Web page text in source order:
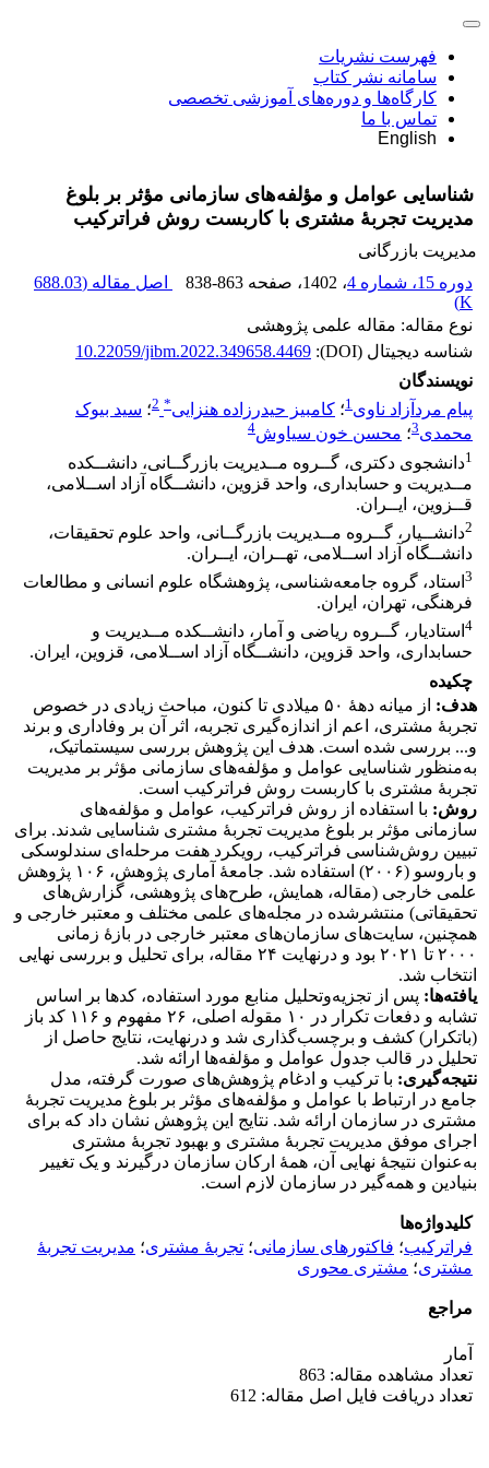
فهرست نشریات
سامانه نشر کتاب
کارگاه‌ها و دوره‌های آموزشی تخصصی
تماس با ما
English
شناسایی عوامل و مؤلفه‌های سازمانی مؤثر بر بلوغ
مدیریت تجربۀ مشتری با کاربست روش فراترکیب
مدیریت بازرگانی
دوره 15، شماره 4
، 1402 ، صفحه 838-863 اصل مقاله (688.03
K
)
نوع مقاله: مقاله علمی پژوهشی
شناسه دیجیتال (DOI):
10.22059/jibm.2022.349658.4469
نویسندگان
پیام مردآزاد ناوی1؛ کامبیز حیدرزاده هنزایی*
2؛ سید بیوک
محمدی3؛ محسن خون سیاوش4
1دانشجوی دکتری، گــروه مــدیریت بازرگــانی، دانشــکده
مــدیریت و حسابداری، واحد قزوین، دانشــگاه آزاد اســلامی،
قــزوین، ایــران.
2دانشــیار، گــروه مــدیریت بازرگــانی، واحد علوم تحقیقات،
دانشــگاه آزاد اســلامی، تهــران، ایــران.
3 استاد، گروه جامعه‌شناسی، پژوهشگاه‌ علوم‌ انسانی‌ و مطالعات‌
فرهنگی‌، تهران، ایران.
4 استادیار، گــروه ریاضی و آمار، دانشــکده مــدیریت و
حسابداری، واحد قزوین، دانشــگاه آزاد اســلامی، قزوین، ایران.
چکیده
هدف:
از میانه دهۀ ۵۰ میلادی تا کنون، مباحث زیادی در خصوص
تجربۀ مشتری، اعم از اندازه‌گیری تجربه، اثر آن بر وفاداری و برند
و... بررسی شده است. هدف این پژوهش بررسی سیستماتیک،
به‌منظور شناسایی عوامل و مؤلفه‌های سازمانی مؤثر بر مدیریت
تجربۀ مشتری با کاربست روش فراترکیب است.
روش: با استفاده از روش فراترکیب، عوامل و مؤلفه‌های
سازمانی مؤثر بر بلوغ مدیریت تجربۀ مشتری شناسایی شدند. برای
تبیین روش‌شناسی فراترکیب، رویکرد هفت مرحله‌ای سندلوسکی
و باروسو (۲۰۰۶) استفاده شد. جامعۀ آماری پژوهش، ۱۰۶ پژوهش
علمی خارجی (مقاله، همایش، طرح‌های پژوهشی، گزارش‌های
تحقیقاتی) منتشرشده در مجله‌های علمی مختلف و معتبر خارجی و
همچنین، سایت‌های سازمان‌های معتبر خارجی در بازۀ زمانی
۲۰۰۰ تا ۲۰۲۱ بود و درنهایت ۲۴ مقاله، برای تحلیل و بررسی نهایی
انتخاب شد.
یافته‌ها: پس از تجزیه‌وتحلیل منابع مورد استفاده، کدها بر اساس
تشابه و دفعات تکرار در ۱۰ مقوله اصلی، ۲۶ مفهوم و ۱۱۶ کد باز
(باتکرار) کشف و برچسب‌گذاری شد و درنهایت، نتایج حاصل از
تحلیل در قالب جدول عوامل و مؤلفه‌ها ارائه شد.
نتیجه‌گیری: با ترکیب و ادغام پژوهش‌های صورت گرفته، مدل
جامع در ارتباط با عوامل و مؤلفه‌های مؤثر بر بلوغ مدیریت تجربۀ
مشتری در سازمان ارائه شد. نتایج این پژوهش نشان داد که برای
اجرای موفق مدیریت تجربۀ مشتری و بهبود تجربۀ مشتری
به‌عنوان نتیجۀ نهایی آن، همۀ ارکان سازمان درگیرند و یک تغییر
بنیادین و همه‌گیر در سازمان لازم است.
کلیدواژه‌ها
فراترکیب؛ فاکتورهای سازمانی؛ تجربۀ مشتری؛ مدیریت تجربۀ
مشتری؛ مشتری محوری
مراجع
آمار
تعداد مشاهده مقاله: 863
تعداد دریافت فایل اصل مقاله: 612